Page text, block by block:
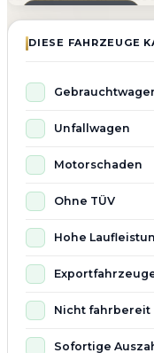
DIESE FAHRZEUGE
Unfallwagen
Motorschaden
Ohne TÜV
Hohe
Nicht fahrbereit
Sofortige